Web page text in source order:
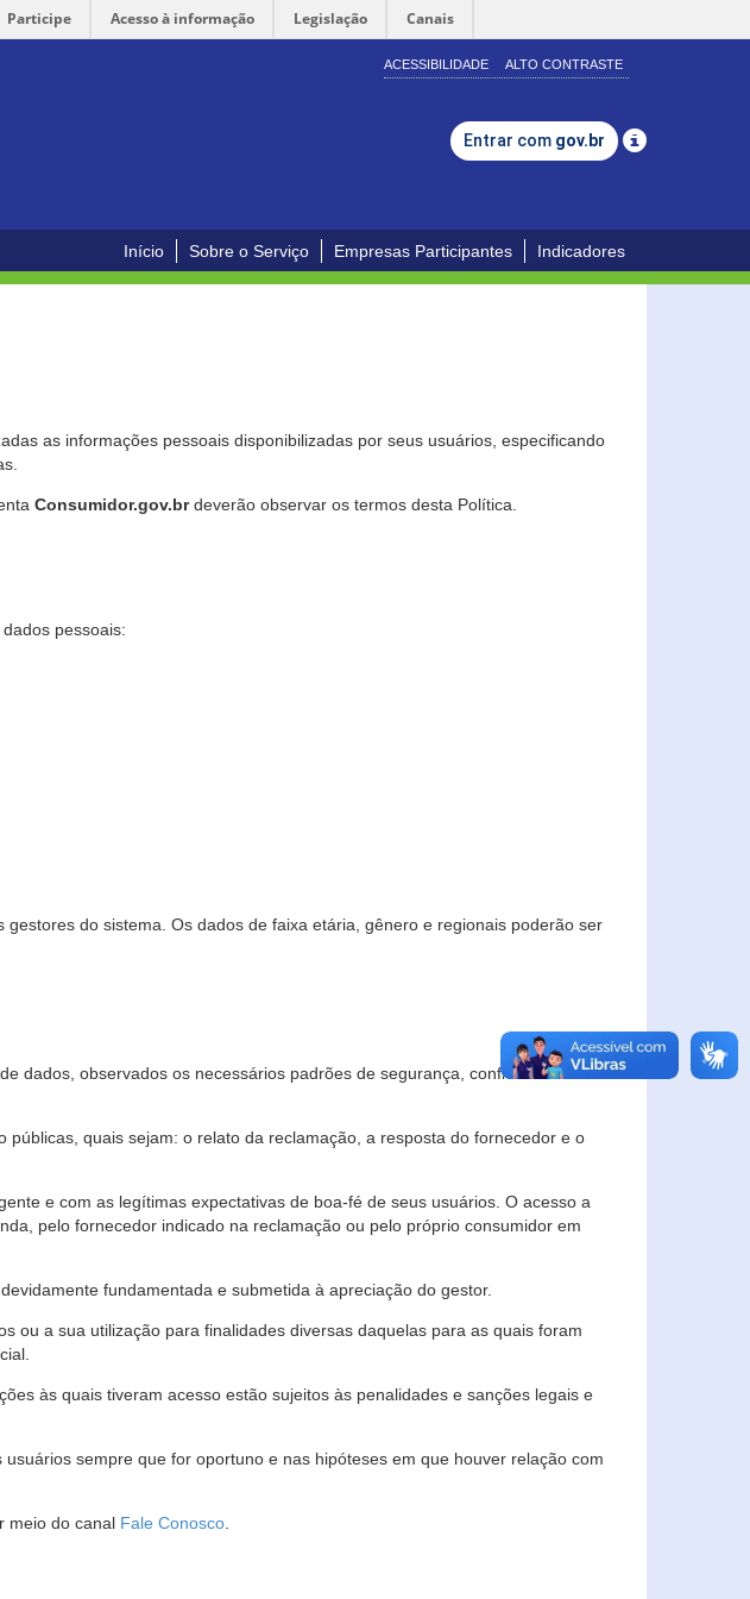
Participe Acesso à informação Legislação Canais
ACESSIBILIDADE ALTO CONTRASTE
Entrar com gov.br
Início Sobre o Serviço Empresas Participantes Indicadores
as informações pessoais disponibilizadas por seus usuários, especificando
Consumidor.gov.brdeverão observar os termos desta Política.
pessoais:
do sistema. Os dados de faixa etária, gênero e regionais poderão ser
dados, observados os necessários padrões de segurança, confidencialidade
quais sejam: o relato da reclamação, a resposta do fornecedor e o
e com as legítimas expectativas de boa-fé de seus usuários. O acesso a
pelo fornecedor indicado na reclamação ou pelo próprio consumidor em
fundamentada e submetida à apreciação do gestor.
ou a sua utilização para finalidades diversas daquelas para as quais foram
às quais tiveram acesso estão sujeitos às penalidades e sanções legais e
sempre que for oportuno e nas hipóteses em que houver relação com
meio do canal Fale Conosco